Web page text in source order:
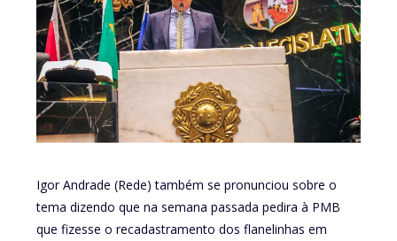
Igor Andrade (Rede) também se pronunciou sobre o
tema dizendo que na semana passada pedira à PMB
que fizesse o recadastramento dos flanelinhas em